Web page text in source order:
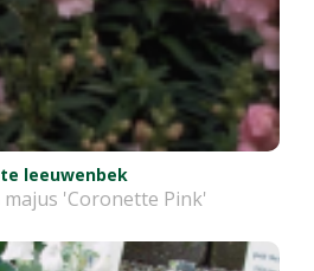
leeuwenbek
'Coronette Pink'